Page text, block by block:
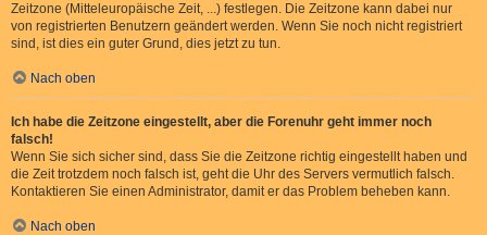
Zeitzone (Mitteleuropäische Zeit, ...) festlegen. Die Zeitzone kann dabei nur
von registrierten Benutzern geändert werden. Wenn Sie noch nicht registriert
sind, ist dies ein guter Grund, dies jetzt zu tun.
Nach oben
Ich habe die Zeitzone eingestellt, aber die Forenuhr geht immer noch
falsch!
Wenn Sie sich sicher sind, dass Sie die Zeitzone richtig eingestellt haben und
die Zeit trotzdem noch falsch ist, geht die Uhr des Servers vermutlich falsch.
Kontaktieren Sie einen Administrator, damit er das Problem beheben kann.
Nach oben